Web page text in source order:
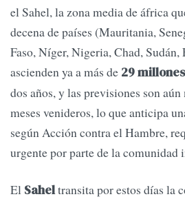
el Sahel, la zona media de áfrica
decena de países (Mauritania,
Faso, Níger, Nigeria, Chad,
ascienden ya a más de 29 millones
dos años, y las previsiones son aún
meses venideros, lo que anticipa
según Acción contra el Hambre,
urgente por parte de la comunidad
El Saheltransita por estos días la